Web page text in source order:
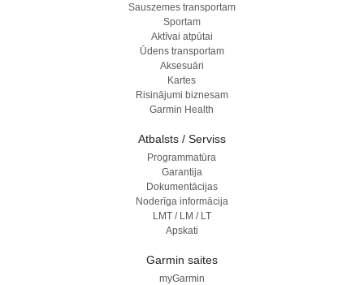
Sauszemes transportam
Sportam
Aktīvai atpūtai
Ūdens transportam
Aksesuāri
Kartes
Risinājumi biznesam
Garmin Health
Atbalsts / Serviss
Programmatūra
Garantija
Dokumentācijas
Noderīga informācija
LMT / LM / LT
Apskati
Garmin saites
myGarmin